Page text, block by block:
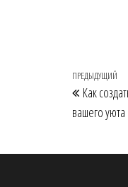
по
Предыдущая
запись
ПРЕДЫДУЩИЙ
Как
вашего уюта